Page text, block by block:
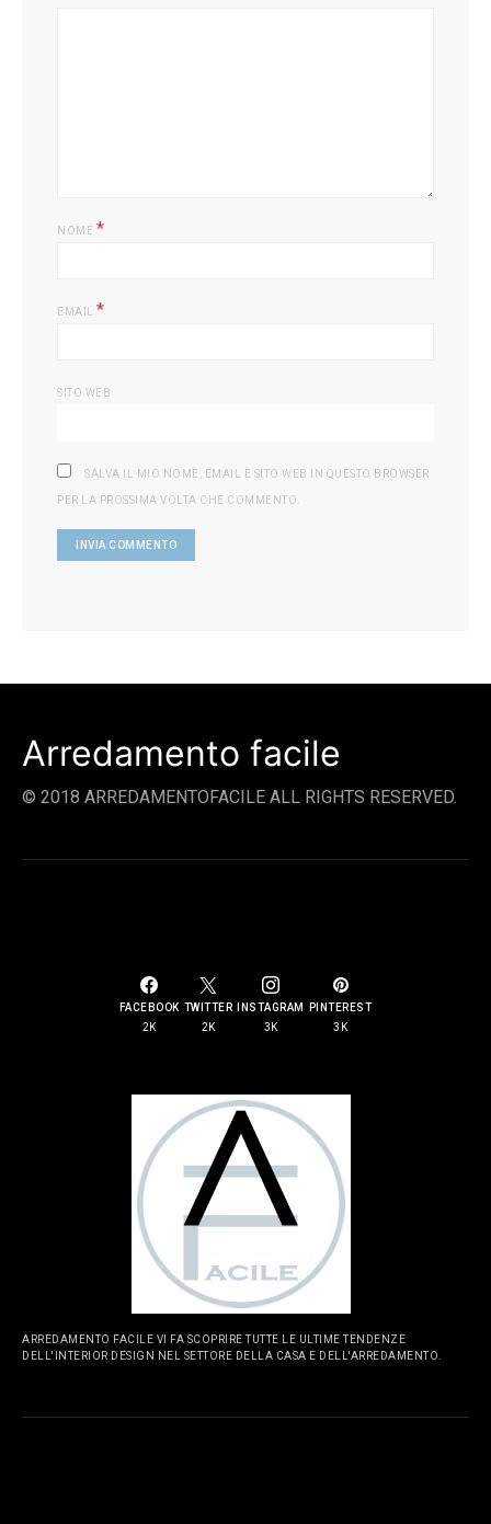
NOME *
EMAIL *
SITO WEB
SALVA IL MIO NOME, EMAIL E SITO WEB IN QUESTO BROWSER
PER LA PROSSIMA VOLTA CHE COMMENTO.
Arredamento facile
© 2018 ARREDAMENTOFACILE ALL RIGHTS RESERVED.
FACEBOOK
2K
TWITTER
2K
INSTAGRAM
3K
PINTEREST
3K
ARREDAMENTO FACILE VI FA SCOPRIRE TUTTE LE ULTIME TENDENZE
DELL'INTERIOR DESIGN NEL SETTORE DELLA CASA E DELL'ARREDAMENTO.